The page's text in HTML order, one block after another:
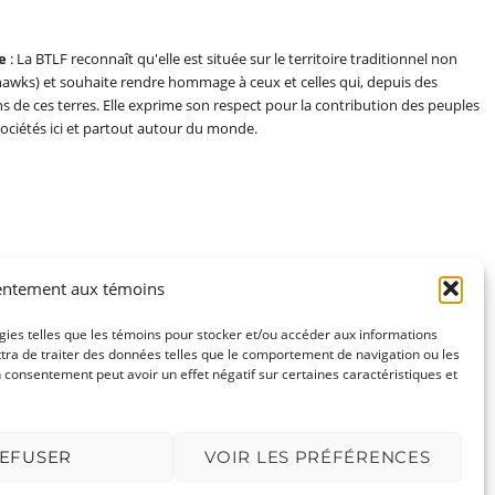
aux témoins
telles que les témoins pour stocker et/ou accéder aux informations
de traiter des données telles que le comportement de navigation ou les
peut avoir un effet négatif sur certaines caractéristiques et
VOIR LES PRÉFÉRENCES
: La BTLF reconnaît qu'elle est située sur le territoire traditionnel non
et souhaite rendre hommage à ceux et celles qui, depuis des
de ces terres. Elle exprime son respect pour la contribution des peuples
ici et partout autour du monde.